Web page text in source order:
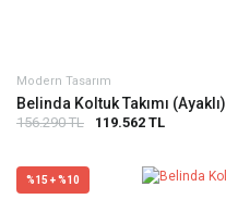
Modern Tasarım
Belinda Koltuk Takımı (Ayaklı)
156.290 TL 119.562 TL
%15 + %10